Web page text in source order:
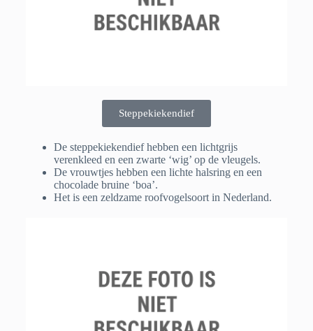
Steppekiekendief
De steppekiekendief hebben een lichtgrijs
verenkleed en een zwarte ‘wig’ op de vleugels.
De vrouwtjes hebben een lichte halsring en een
chocolade bruine ‘boa’.
Het is een zeldzame roofvogelsoort in Nederland.